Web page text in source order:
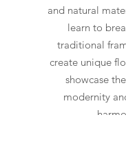
and natural
learn to
traditional
create unique
showcase
modernity